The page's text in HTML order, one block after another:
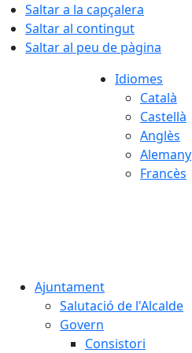
Saltar a la capçalera
Saltar al contingut
Saltar al peu de pàgina
Idiomes
Català
Castellà
Anglès
Alemany
Francès
Ajuntament
Salutació de l'Alcalde
Govern
Consistori